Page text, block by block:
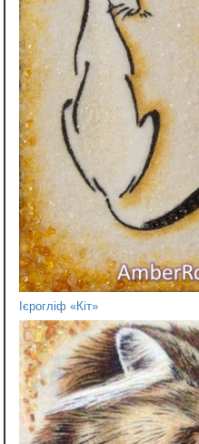
Ієрогліф «Кіт»